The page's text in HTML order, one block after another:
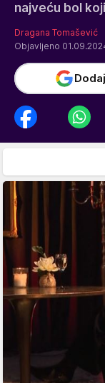
najveću bol
Dragana Tomašević
Objavljeno